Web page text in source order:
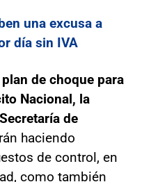
una excusa a
día sin IVA
de choque para
Nacional, la
de
haciendo
de control, en
como también